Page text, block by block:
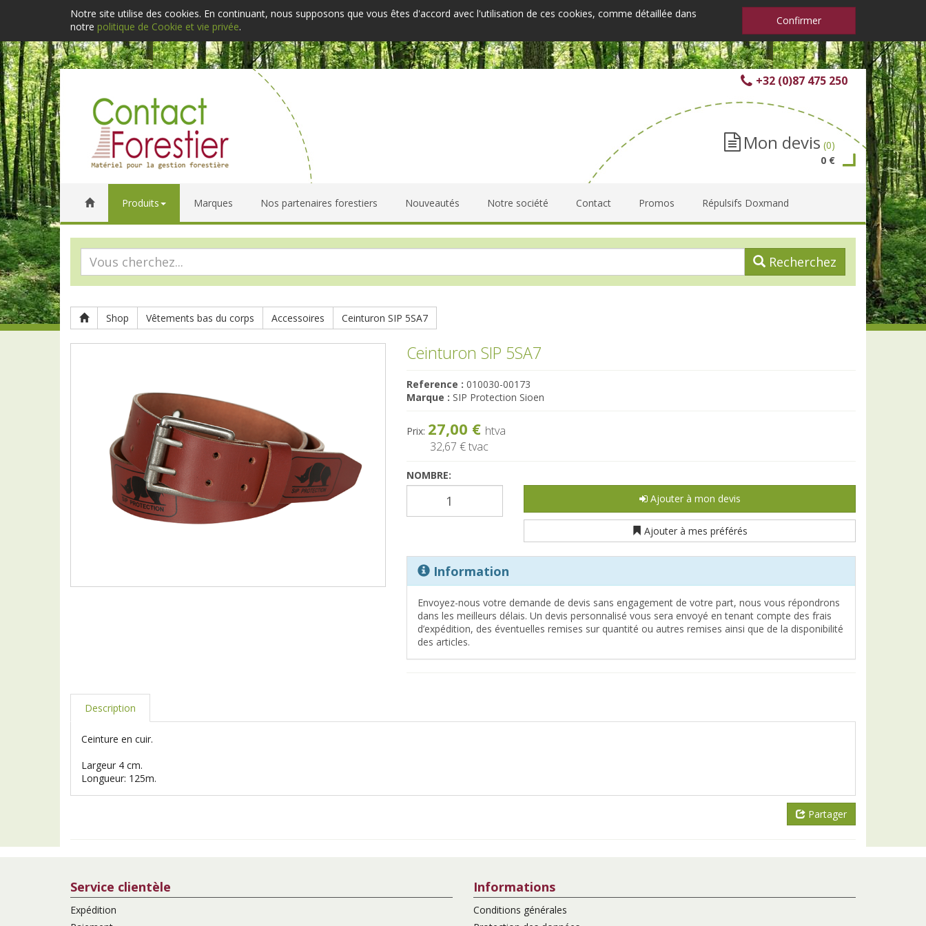
Notre site utilise des cookies. En continuant, nous supposons que vous êtes d'accord avec l'utilisation de ces cookies, comme détaillée dans
notre politique de Cookie et vie privée. Confirmer
+32 (0)87 475 250
Mon devis (0)
0 €
Produits Marques Nos partenaires forestiers Nouveautés Notre société Contact Promos Répulsifs Doxmand
Recherchez
Shop Vêtements bas du corps Accessoires Ceinturon SIP 5SA7
Ceinturon SIP 5SA7
Reference : 010030-00173
Marque : SIP Protection Sioen
Prix: 27,00 € htva
32,67 €tvac
NOMBRE:
Ajouter à mon devis
Ajouter à mes préférés
Information
Envoyez-nous votre demande de devis sans engagement de votre part, nous vous répondrons
dans les meilleurs délais. Un devis personnalisé vous sera envoyé en tenant compte des frais
d’expédition, des éventuelles remises sur quantité ou autres remises ainsi que de la disponibilité
des articles.
Description
Ceinture en cuir.
Largeur 4 cm.
Longueur: 125m.
Partager
Service clientèle
Expédition
Informations
Conditions générales